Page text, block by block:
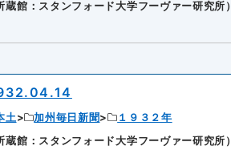
館：スタンフォード大学フーヴァー研究所）
土 加州毎日新聞
１９３２年
館：スタンフォード大学フーヴァー研究所）